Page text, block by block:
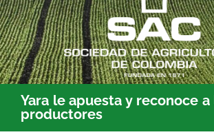
Sala de Prensa
Eventos
Yara le apuesta y reconoce
productores